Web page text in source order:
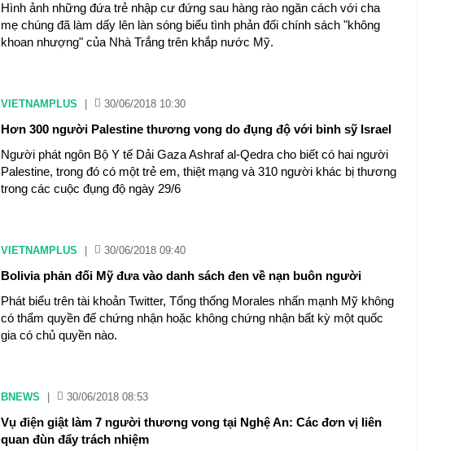
Hình ảnh những đứa trẻ nhập cư đứng sau hàng rào ngăn cách với cha
mẹ chúng đã làm dấy lên làn sóng biểu tình phản đối chính sách "không
khoan nhượng" của Nhà Trắng trên khắp nước Mỹ.
VIETNAMPLUS 30/06/2018 10:30
Hơn 300 người Palestine thương vong do đụng độ với binh sỹ Israel
Người phát ngôn Bộ Y tế Dải Gaza Ashraf al-Qedra cho biết có hai người
Palestine, trong đó có một trẻ em, thiệt mạng và 310 người khác bị thương
trong các cuộc đụng độ ngày 29/6
VIETNAMPLUS 30/06/2018 09:40
Bolivia phản đối Mỹ đưa vào danh sách đen về nạn buôn người
Phát biểu trên tài khoản Twitter, Tổng thống Morales nhấn mạnh Mỹ không
có thẩm quyền để chứng nhận hoặc không chứng nhận bất kỳ một quốc
gia có chủ quyền nào.
BNEWS 30/06/2018 08:53
Vụ điện giật làm 7 người thương vong tại Nghệ An: Các đơn vị liên
quan đùn đẩy trách nhiệm